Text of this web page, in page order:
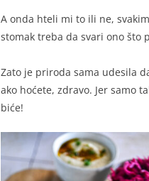
A onda hteli mi to ili ne,
stomak treba da svari ono što
Zato je priroda sama udesila
ako hoćete, zdravo. Jer samo
biće!